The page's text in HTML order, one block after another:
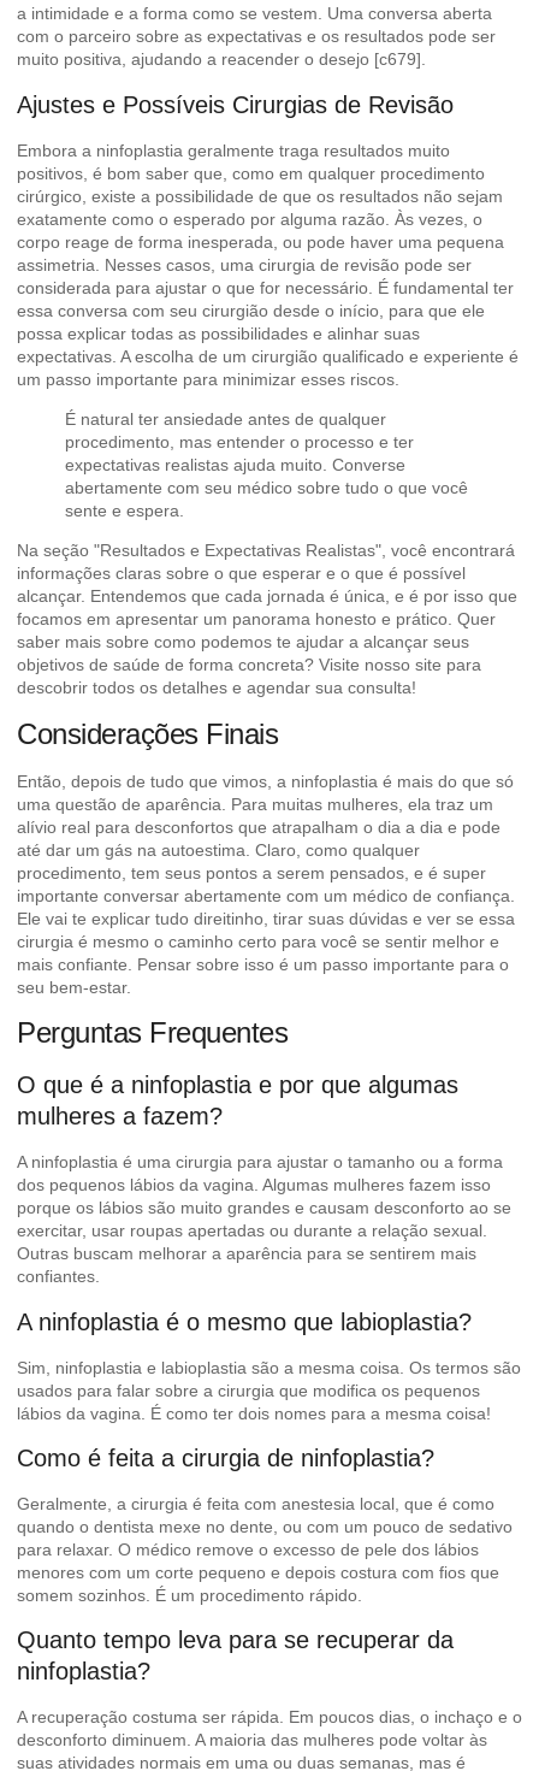
a intimidade e a forma como se vestem. Uma conversa aberta
com o parceiro sobre as expectativas e os resultados pode ser
muito positiva, ajudando a reacender o desejo [c679].
Ajustes e Possíveis Cirurgias de Revisão
Embora a ninfoplastia geralmente traga resultados muito
positivos, é bom saber que, como em qualquer procedimento
cirúrgico, existe a possibilidade de que os resultados não sejam
exatamente como o esperado por alguma razão. Às vezes, o
corpo reage de forma inesperada, ou pode haver uma pequena
assimetria. Nesses casos, uma cirurgia de revisão pode ser
considerada para ajustar o que for necessário. É fundamental ter
essa conversa com seu cirurgião desde o início, para que ele
possa explicar todas as possibilidades e alinhar suas
expectativas. A escolha de um cirurgião qualificado e experiente é
um passo importante para minimizar esses riscos.
É natural ter ansiedade antes de qualquer
procedimento, mas entender o processo e ter
expectativas realistas ajuda muito. Converse
abertamente com seu médico sobre tudo o que você
sente e espera.
Na seção "Resultados e Expectativas Realistas", você encontrará
informações claras sobre o que esperar e o que é possível
alcançar. Entendemos que cada jornada é única, e é por isso que
focamos em apresentar um panorama honesto e prático. Quer
saber mais sobre como podemos te ajudar a alcançar seus
objetivos de saúde de forma concreta? Visite nosso site para
descobrir todos os detalhes e agendar sua consulta!
Considerações Finais
Então, depois de tudo que vimos, a ninfoplastia é mais do que só
uma questão de aparência. Para muitas mulheres, ela traz um
alívio real para desconfortos que atrapalham o dia a dia e pode
até dar um gás na autoestima. Claro, como qualquer
procedimento, tem seus pontos a serem pensados, e é super
importante conversar abertamente com um médico de confiança.
Ele vai te explicar tudo direitinho, tirar suas dúvidas e ver se essa
cirurgia é mesmo o caminho certo para você se sentir melhor e
mais confiante. Pensar sobre isso é um passo importante para o
seu bem-estar.
Perguntas Frequentes
O que é a ninfoplastia e por que algumas
mulheres a fazem?
A ninfoplastia é uma cirurgia para ajustar o tamanho ou a forma
dos pequenos lábios da vagina. Algumas mulheres fazem isso
porque os lábios são muito grandes e causam desconforto ao se
exercitar, usar roupas apertadas ou durante a relação sexual.
Outras buscam melhorar a aparência para se sentirem mais
confiantes.
A ninfoplastia é o mesmo que labioplastia?
Sim, ninfoplastia e labioplastia são a mesma coisa. Os termos são
usados para falar sobre a cirurgia que modifica os pequenos
lábios da vagina. É como ter dois nomes para a mesma coisa!
Como é feita a cirurgia de ninfoplastia?
Geralmente, a cirurgia é feita com anestesia local, que é como
quando o dentista mexe no dente, ou com um pouco de sedativo
para relaxar. O médico remove o excesso de pele dos lábios
menores com um corte pequeno e depois costura com fios que
somem sozinhos. É um procedimento rápido.
Quanto tempo leva para se recuperar da
ninfoplastia?
A recuperação costuma ser rápida. Em poucos dias, o inchaço e o
desconforto diminuem. A maioria das mulheres pode voltar às
suas atividades normais em uma ou duas semanas, mas é